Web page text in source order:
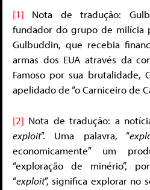
[1] Nota de tradução:
fundador do grupo de milícia
Gulbuddin, que recebia
armas dos EUA através da
Famoso por sua brutalidade,
apelidado de “o Carniceiro de
[2] Nota de tradução: a
exploit”. Uma palavra, “
economicamente” um
“exploração de minério”,
“exploit”, significa explorar no